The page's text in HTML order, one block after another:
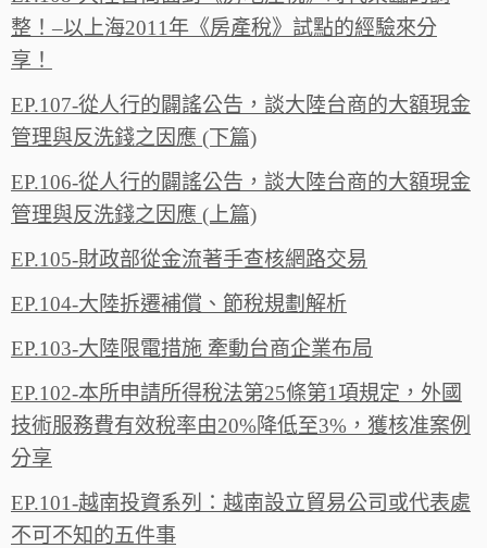
整！–以上海2011年《房產稅》試點的經驗來分
享！
EP.107-從人行的闢謠公告，談大陸台商的大額現金
管理與反洗錢之因應 (下篇)
EP.106-從人行的闢謠公告，談大陸台商的大額現金
管理與反洗錢之因應 (上篇)
EP.105-財政部從金流著手查核網路交易
EP.104-大陸拆遷補償、節稅規劃解析
EP.103-大陸限電措施 牽動台商企業布局
EP.102-本所申請所得稅法第25條第1項規定，外國
技術服務費有效稅率由20%降低至3%，獲核准案例
分享
EP.101-越南投資系列：越南設立貿易公司或代表處
不可不知的五件事